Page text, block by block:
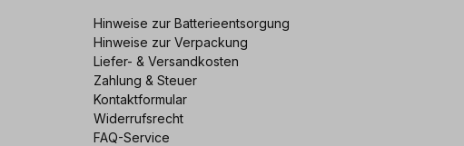
Hinweise zur Batterieentsorgung
Hinweise zur Verpackung
Liefer- & Versandkosten
Zahlung & Steuer
Kontaktformular
Widerrufsrecht
FAQ-Service